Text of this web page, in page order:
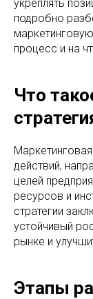
укреплять
подробно
процесс и на
Что
действий,
целей
ресурсов и
стратегии
устойчивый
рынке и
Этапы